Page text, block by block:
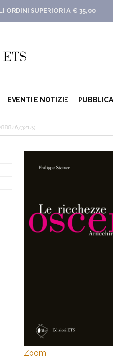
ORDINI SUPERIORI A € 35,00
EVENTI E NOTIZIE
Zoom